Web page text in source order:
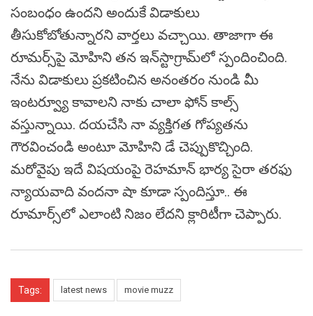
సంబంధం ఉంద‌ని అందుకే విడాకులు
తీసుకోబోతున్నారని వార్త‌లు వ‌చ్చాయి. తాజాగా ఈ
రూమ‌ర్స్‌పై మోహిని త‌న ఇన్‌స్టాగ్రామ్‌లో స్పందించింది.
నేను విడాకులు ప్ర‌క‌టించిన అనంత‌రం నుండి మీ
ఇంట‌ర్వ్యూ కావాల‌ని నాకు చాలా ఫోన్ కాల్స్
వ‌స్తున్నాయి. ద‌య‌చేసి నా వ్య‌క్తిగ‌త‌ గోప్య‌త‌ను
గౌర‌వించండి అంటూ మోహిని డే చెప్పుకొచ్చింది.
మ‌రోవైపు ఇదే విష‌యంపై రెహమాన్ భార్య సైరా తరఫు
న్యాయవాది వందనా షా కూడా స్పందిస్తూ.. ఈ
రూమార్స్‌లో ఎలాంటి నిజం లేద‌ని క్లారిటీగా చెప్పారు.
Tags: latest news movie muzz